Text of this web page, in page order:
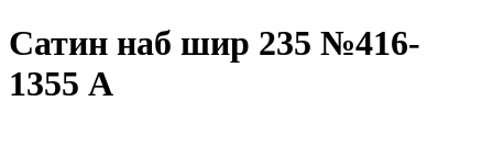
Сатин наб шир 235 №416-
1355 А